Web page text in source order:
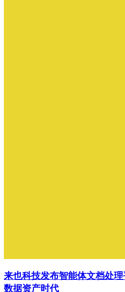
来也科技发布智能体文档处
数据资产时代